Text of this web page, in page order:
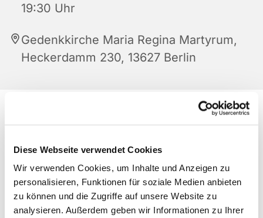
Diese Webseite verwendet Cookies
Wir verwenden Cookies, um Inhalte und Anzeigen zu
personalisieren, Funktionen für soziale Medien anbieten
zu können und die Zugriffe auf unsere Website zu
analysieren. Außerdem geben wir Informationen zu Ihrer
19:30 Uhr
Gedenkkirche Maria Regina Martyrum,
Heckerdamm 230, 13627 Berlin